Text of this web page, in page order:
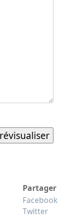
Partager
Facebook
Twitter